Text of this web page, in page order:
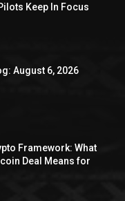
Keep In Focus
August 6, 2026
Framework: What
Deal Means for